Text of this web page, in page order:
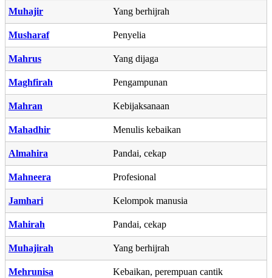
Muhajir Yang berhijrah
Musharaf Penyelia
Mahrus Yang dijaga
Maghfirah Pengampunan
Mahran Kebijaksanaan
Mahadhir Menulis kebaikan
Almahira Pandai, cekap
Mahneera Profesional
Jamhari Kelompok manusia
Mahirah Pandai, cekap
Muhajirah Yang berhijrah
Mehrunisa Kebaikan, perempuan cantik